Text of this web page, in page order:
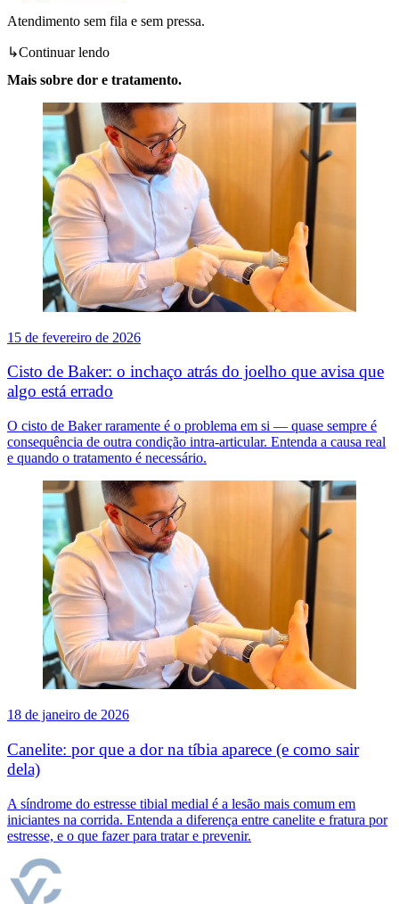
Atendimento sem fila e sem pressa.
↳Continuar lendo
Mais sobre dor e tratamento.
15 de fevereiro de 2026
Cisto de Baker: o inchaço atrás do joelho que avisa que
algo está errado
O cisto de Baker raramente é o problema em si — quase sempre é
consequência de outra condição intra-articular. Entenda a causa real
e quando o tratamento é necessário.
18 de janeiro de 2026
Canelite: por que a dor na tíbia aparece (e como sair
dela)
A síndrome do estresse tibial medial é a lesão mais comum em
iniciantes na corrida. Entenda a diferença entre canelite e fratura por
estresse, e o que fazer para tratar e prevenir.